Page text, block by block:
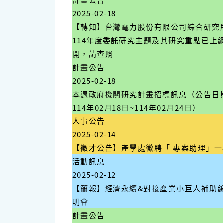
2025-02-18
【轉知】台灣電力股份有限公司綜合研究
114年度委託研究主題及其研究重點已上
開，請查照
計畫公告
2025-02-18
本週政府機關研究計畫招標訊息（公告日
114年02月18日~114年02月24日）
人事公告
2025-02-14
【徵才公告】產學處徵聘「 專案助理」一
活動訊息
2025-02-12
【簡報】經濟永續&對接產業小巨人補助
明會
計畫公告